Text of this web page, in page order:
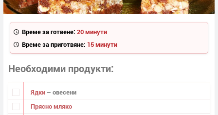
Време за готвене: 20 минути
Време за приготвяне: 15 минути
Необходими продукти
Ядки – овесени
Прясно мляко